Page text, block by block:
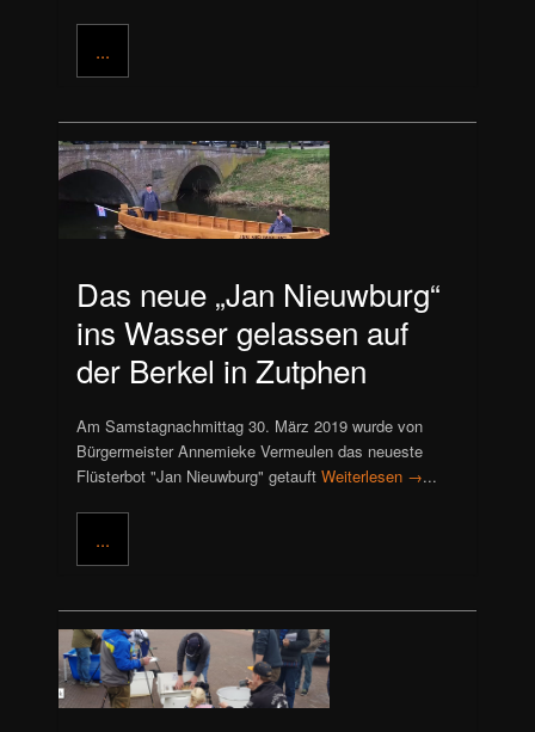
...
Das neue „Jan Nieuwburg“
ins Wasser gelassen auf
der Berkel in Zutphen
Am Samstagnachmittag 30. März 2019 wurde von
Bürgermeister Annemieke Vermeulen das neueste
Flüsterbot "Jan Nieuwburg" getauftWeiterlesen →...
...